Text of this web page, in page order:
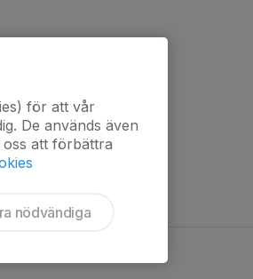
för att vår
De används även
att förbättra
nödvändiga